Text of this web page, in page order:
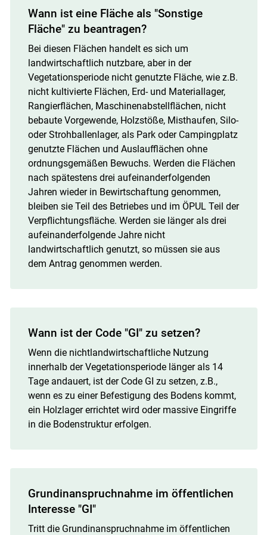
Wann ist eine Fläche als "Sonstige
Fläche" zu beantragen?
Bei diesen Flächen handelt es sich um
landwirtschaftlich nutzbare, aber in der
Vegetationsperiode nicht genutzte Fläche, wie z.B.
nicht kultivierte Flächen, Erd-­ und Materiallager,
Rangierflächen, Maschinenabstellflächen, nicht
bebaute Vorgewende, Holzstöße, Misthaufen, Silo­
oder Strohballenlager, als Park­ oder Campingplatz
genutzte Flächen und Auslaufflächen ohne
ordnungsgemäßen Bewuchs. Werden die Flächen
nach spätestens drei aufeinanderfolgenden
Jahren wieder in Bewirtschaftung genommen,
bleiben sie Teil des Betriebes und im ÖPUL Teil der
Verpflichtungsfläche. Werden sie länger als drei
aufeinanderfolgende Jahre nicht
landwirtschaftlich genutzt, so müssen sie aus
dem Antrag genommen werden.
Wann ist der Code "GI" zu setzen?
Wenn die nichtlandwirtschaftliche Nutzung
innerhalb der Vegetationsperiode länger als 14
Tage andauert, ist der Code GI zu setzen, z.B.,
wenn es zu einer Befestigung des Bodens kommt,
ein Holzlager errichtet wird oder massive Eingriffe
in die Bodenstruktur erfolgen.
Grundinanspruchnahme im öffentlichen
Interesse "GI"
Tritt die Grundinanspruchnahme im öffentlichen